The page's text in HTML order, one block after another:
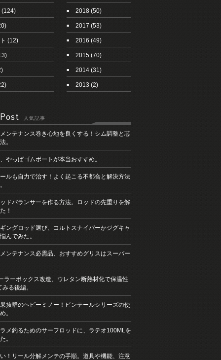
(124)
(12)
2018 (50)
2017 (53)
2016 (49)
2015 (70)
2014 (31)
2013 (2)
人気記事
ンテナンス巻き心地を良くする！シム調整と芯
。
やっぱゴムボートが本当おすすめ。
ルも自力で治す！よく起こる不都合と解決方法
ドバランサーを作る方法。ロッドの先重りを解
！
ングロッド選び、コルトスナイパーかジグキャ
んでみた。
ンテナンス必需品、おすすめグリスはスーパー
ラーボックス改造、ウレタン断熱材化で保温性
る後編。
抜群のヘビーミノー！ピンテールシリーズの使
。
メ釣るためのサーフロッドに、ラテオ100MLを
。
！リール分解メンテの手順。道具や機能、注意